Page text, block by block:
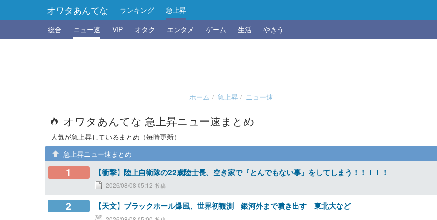
オワタあんてな ランキング
急上昇
総合
ニュー速 VIP オタク エンタメ ゲーム 生活 やきう
ホーム 急上昇 ニュー速
オワタあんてな 急上昇ニュー速まとめ
人気が急上昇しているまとめ（毎時更新）
急上昇ニュー速まとめ
1 【衝撃】陸上自衛隊の22歳陸士長、空き家で『とんでもない事』をしてしまう！！！！！
2026/08/08 05:12
2 【天文】ブラックホール爆風、世界初観測 銀河外まで噴き出す 東北大など